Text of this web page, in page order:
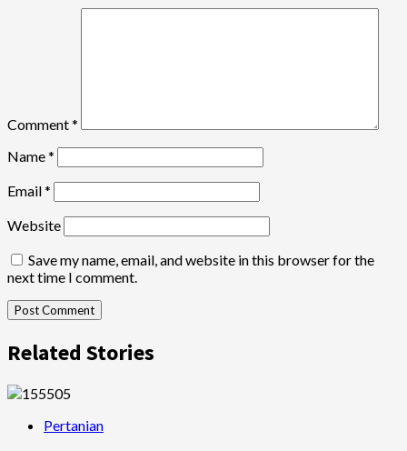
Comment*
Name*
Email*
Website
Save my name, email, and website in this browser for the
next time I comment.
Related Stories
Pertanian